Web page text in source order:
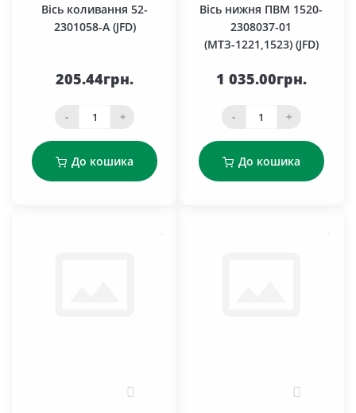
Вісь коливання 52-
2301058-А (JFD)
205.44грн.
- +
До кошика
Вісь нижня ПВМ 1520-
2308037-01
(МТЗ-1221,1523) (JFD)
1 035.00грн.
- +
До кошика
0 0